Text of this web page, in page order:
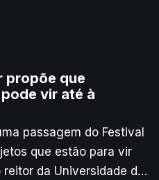
propõe que
vir até à
passagem do Festival
que estão para vir
reitor da Universidade de